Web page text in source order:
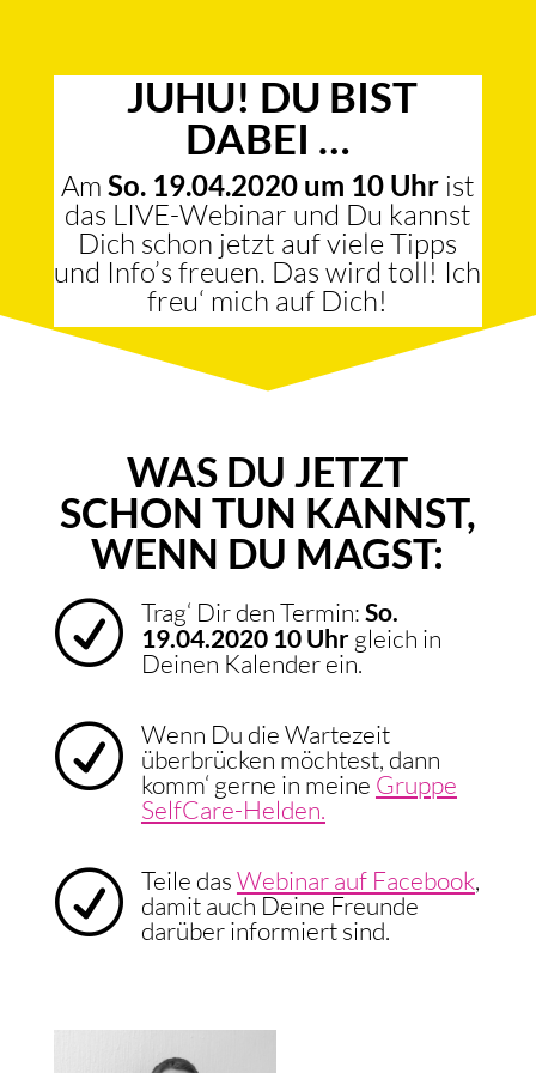
JUHU! DU BIST
DABEI …
Am So. 19.04.2020 um 10 Uhrist
das LIVE-Webinar und Du kannst
Dich schon jetzt auf viele Tipps
und Info’s freuen. Das wird toll! Ich
freu‘ mich auf Dich!
WAS DU JETZT
SCHON TUN KANNST,
WENN DU MAGST:
R Trag‘ Dir den Termin: So.
19.04.2020 10 Uhrgleich in
Deinen Kalender ein.
R Wenn Du die Wartezeit
überbrücken möchtest, dann
komm‘ gerne in meine Gruppe
SelfCare-Helden.
R Teile dasWebinar auf Facebook,
damit auch Deine Freunde
darüber informiert sind.